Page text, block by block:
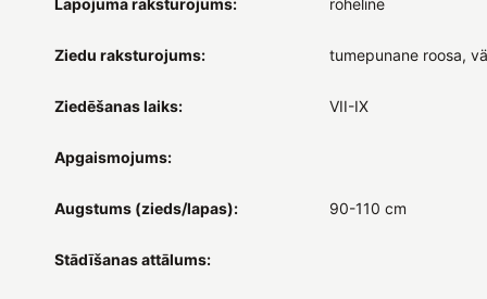
Ziedu raksturojums: tumepunane roosa,
Ziedēšanas laiks: VII-IX
Apgaismojums:
Augstums (zieds/lapas): 90-110 cm
Stādīšanas attālums: